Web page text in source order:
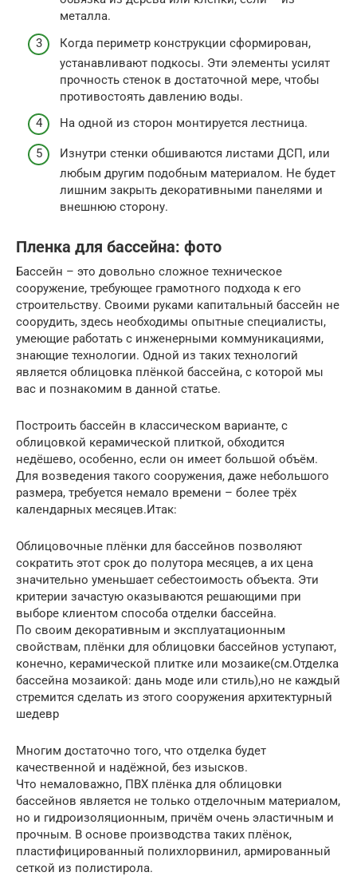
металла.
Когда периметр конструкции сформирован,
устанавливают подкосы. Эти элементы усилят
прочность стенок в достаточной мере, чтобы
противостоять давлению воды.
На одной из сторон монтируется лестница.
Изнутри стенки обшиваются листами ДСП, или
любым другим подобным материалом. Не будет
лишним закрыть декоративными панелями и
внешнюю сторону.
Пленка для бассейна: фото
Бассейн – это довольно сложное техническое
сооружение, требующее грамотного подхода к его
строительству. Своими руками капитальный бассейн не
соорудить, здесь необходимы опытные специалисты,
умеющие работать с инженерными коммуникациями,
знающие технологии. Одной из таких технологий
является облицовка плёнкой бассейна, с которой мы
вас и познакомим в данной статье.
Построить бассейн в классическом варианте, с
облицовкой керамической плиткой, обходится
недёшево, особенно, если он имеет большой объём.
Для возведения такого сооружения, даже небольшого
размера, требуется немало времени – более трёх
календарных месяцев.Итак:
Облицовочные плёнки для бассейнов позволяют
сократить этот срок до полутора месяцев, а их цена
значительно уменьшает себестоимость объекта. Эти
критерии зачастую оказываются решающими при
выборе клиентом способа отделки бассейна.
По своим декоративным и эксплуатационным
свойствам, плёнки для облицовки бассейнов уступают,
конечно, керамической плитке или мозаике(см.Отделка
бассейна мозаикой: дань моде или стиль),но не каждый
стремится сделать из этого сооружения архитектурный
шедевр
Многим достаточно того, что отделка будет
качественной и надёжной, без изысков.
Что немаловажно, ПВХ плёнка для облицовки
бассейнов является не только отделочным материалом,
но и гидроизоляционным, причём очень эластичным и
прочным. В основе производства таких плёнок,
пластифицированный полихлорвинил, армированный
сеткой из полистирола.